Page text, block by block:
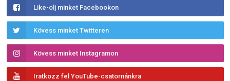
Like-olj minket Facebookon
Kövess minket Twitteren
Kövess minket Instagramon
Iratkozz fel YouTube-csatornánkra